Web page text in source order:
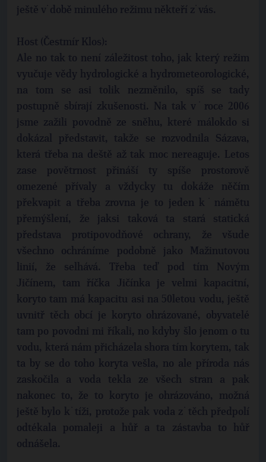
ještě v˙době minulého režimu někteří z˙vás.
Host (Čestmír Klos):
Ale no tak to není záležitost toho, jak který režim
vyučuje vědy hydrologické a hydrometeorologické,
na tom se asi tolik nezměnilo, spíš se tady
postupně sbírají zkušenosti. Na tak v˙roce 2006
jsme zažili povodně ze sněhu, které málokdo si
dokázal představit, takže se rozvodnila Sázava,
která třeba na deště až tak moc nereaguje. Letos
zase povětrnost přináší ty spíše prostorově
omezené přívaly a vždycky tu dokáže něčím
překvapit a třeba zrovna je to jeden k˙námětu
přemýšlení, že jaksi taková ta stará statická
představa protipovodňové ochrany, že všude
všechno ochráníme podobně jako Mažinutovou
linií, že selhává. Třeba teď pod tím Novým
Jičínem, tam říčka Jičínka je velmi kapacitní,
koryto tam má kapacitu asi na 50letou vodu, ještě
uvnitř těch obcí je koryto ohrázované, obyvatelé
tam po povodni mi říkali, no kdyby šlo jenom o tu
vodu, která nám přicházela shora tím korytem, tak
ta by se do toho koryta vešla, no ale příroda nás
zaskočila a voda tekla ze všech stran a pak
nakonec to, že to koryto je ohrázováno, možná
ještě bylo k˙tíži, protože pak voda z˙těch předpolí
odtékala pomaleji a hůř a ta zástavba to hůř
odnášela.